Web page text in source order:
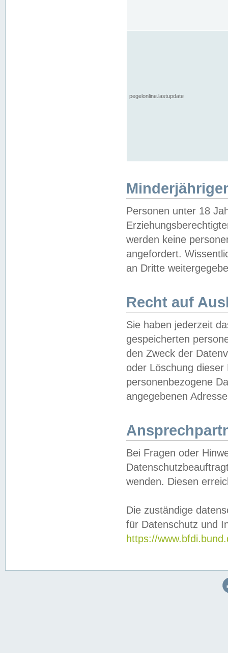
pegelonline.lastupdate
Personen unter 18
werden keine
angefordert.
an Dritte
Recht auf
Sie haben jederzeit
gespeicherten
den Zweck der
oder Löschung
personenbezogene
angegebenen
Bei Fragen oder
wenden. Diesen
Die zuständige
für Datenschutz und
https://